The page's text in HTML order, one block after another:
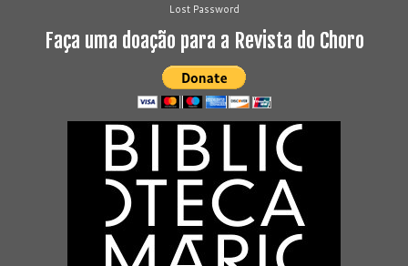
Lost Password
Faça uma doação para a Revista do Choro